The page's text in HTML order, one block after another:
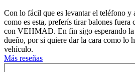
Con lo fácil que es levantar el teléfono y
como es esta, preferís tirar balones fuera
con VEHMAD. En fin sigo esperando la
dueño, por si quiere dar la cara como lo
vehículo.
Más reseñas